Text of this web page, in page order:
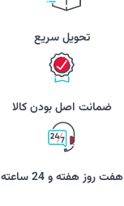
تحویل سریع
ضمانت اصل بودن کالا
هفت روز هفته و 24 ساعته